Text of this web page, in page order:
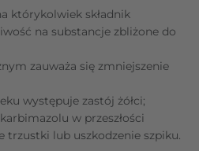
którykolwiek składnik
na substancje zbliżone do
zauważa się zmniejszenie
występuje zastój żółci;
w przeszłości
trzustki lub uszkodzenie szpiku.